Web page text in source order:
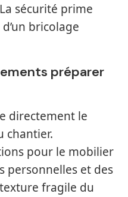
sécurité prime
bricolage
préparer
directement le
chantier.
pour le mobilier
personnelles et des
fragile du